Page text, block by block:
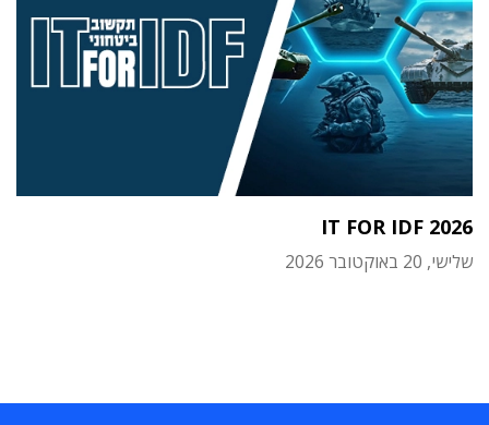
IT FOR IDF 2026
שלישי, 20 באוקטובר 2026